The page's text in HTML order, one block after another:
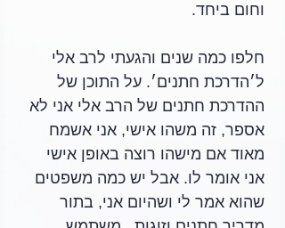
וחום ביחד.
חלפו כמה שנים והגעתי לרב אלי
ל׳הדרכת חתנים׳. על התוכן של
ההדרכת חתנים של הרב אלי אני לא
אספר, זה משהו אישי, אני אשמח
מאוד אם מישהו רוצה באופן אישי
אני אומר לו. אבל יש כמה משפטים
שהוא אמר לי ושהיום אני, בתור